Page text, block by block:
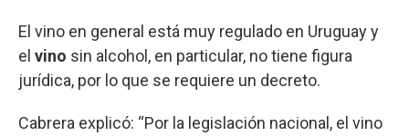
El vino en general está muy regulado en Uruguay y
el vino sin alcohol, en particular, no tiene figura
jurídica, por lo que se requiere un decreto.
Cabrera explicó: “Por la legislación nacional, el vino